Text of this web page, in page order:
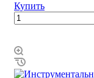
Купить